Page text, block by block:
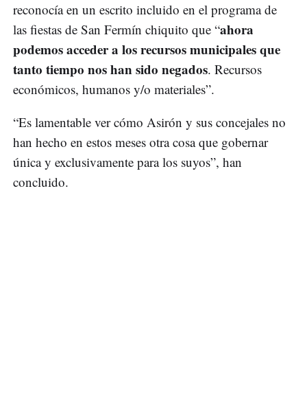
reconocía en un escrito incluido en el programa de
las fiestas de San Fermín chiquito que “ahora
podemos acceder a los recursos municipales que
tanto tiempo nos han sido negados. Recursos
económicos, humanos y/o materiales”.
“Es lamentable ver cómo Asirón y sus concejales no
han hecho en estos meses otra cosa que gobernar
única y exclusivamente para los suyos”, han
concluido.